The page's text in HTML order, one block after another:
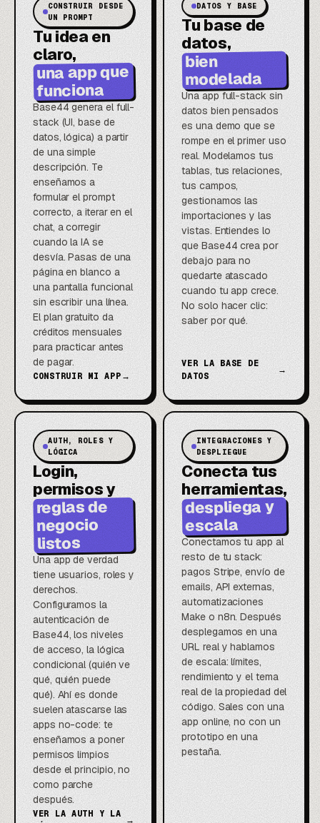
CONSTRUIR DESDE
UN PROMPT
Tu idea en
claro,
una app que
funciona
Base44 genera el full-
stack (UI, base de
datos, lógica) a partir
de una simple
descripción. Te
enseñamos a
formular el prompt
correcto, a iterar en el
chat, a corregir
cuando la IA se
desvía. Pasas de una
página en blanco a
una pantalla funcional
sin escribir una línea.
El plan gratuito da
créditos mensuales
para practicar antes
de pagar.
CONSTRUIR MI APP→
DATOS Y BASE
Tu base de
datos,
bien
modelada
Una app full-stack sin
datos bien pensados
es una demo que se
rompe en el primer uso
real. Modelamos tus
tablas, tus relaciones,
tus campos,
gestionamos las
importaciones y las
vistas. Entiendes lo
que Base44 crea por
debajo para no
quedarte atascado
cuando tu app crece.
No solo hacer clic:
saber por qué.
VER LA BASE DE
DATOS
→
AUTH, ROLES Y
LÓGICA
Login,
permisos y
reglas de
negocio
listos
Una app de verdad
tiene usuarios, roles y
derechos.
Configuramos la
autenticación de
Base44, los niveles
de acceso, la lógica
condicional (quién ve
qué, quién puede
qué). Ahí es donde
suelen atascarse las
apps no-code: te
enseñamos a poner
permisos limpios
desde el principio, no
como parche
después.
VER LA AUTH Y LA
→
INTEGRACIONES Y
DESPLIEGUE
Conecta tus
herramientas,
despliega y
escala
Conectamos tu app al
resto de tu stack:
pagos Stripe, envío de
emails, API externas,
automatizaciones
Make o n8n. Después
desplegamos en una
URL real y hablamos
de escala: límites,
rendimiento y el tema
real de la propiedad del
código. Sales con una
app online, no con un
prototipo en una
pestaña.